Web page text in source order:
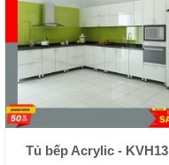
Tủ bếp Acrylic - KVH13